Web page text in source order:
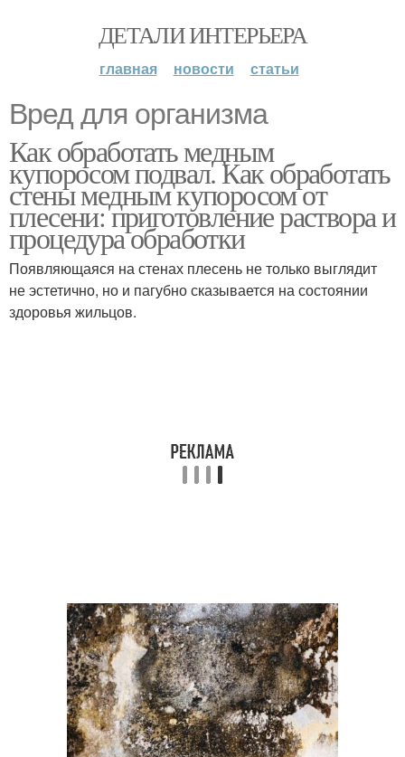
ДЕТАЛИ ИНТЕРЬЕРА
главная новости статьи
Вред для организма
Как обработать медным
купоросом подвал. Как обработать
стены медным купоросом от
плесени: приготовление раствора и
процедура обработки
Появляющаяся на стенах плесень не только выглядит
не эстетично, но и пагубно сказывается на состоянии
здоровья жильцов.